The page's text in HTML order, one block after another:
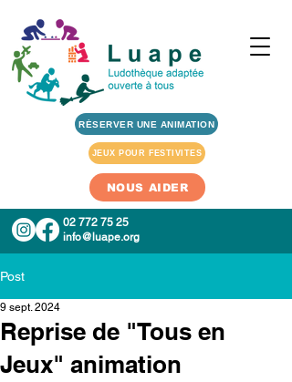
02 772 75 25
info@luape.org
RÉSERVER UNE ANIMATION
JEUX POUR FESTIVITES
NOUS AIDER
Post
Reprise de "Tous en
Jeux" animation
9 sept. 2024